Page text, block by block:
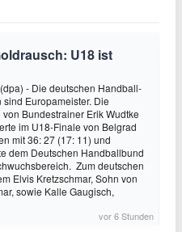
U18 ist
- Die deutschen Handball-
sind Europameister. Die
Bundestrainer Erik Wudtke
im U18-Finale von Belgrad
mit 36: 27 (17: 11) und
dem Deutschen Handballbund
Zum deutschen
Elvis Kretzschmar, Sohn von
sowie Kalle Gaugisch,
vor 6 Stunden